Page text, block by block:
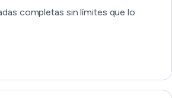
completas sin límites que lo